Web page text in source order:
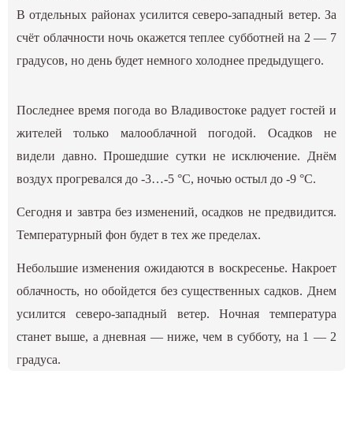
В отдельных районах усилится северо-западный ветер. За
счёт облачности ночь окажется теплее субботней на 2 — 7
градусов, но день будет немного холоднее предыдущего.
Последнее время погода во Владивостоке радует гостей и
жителей только малооблачной погодой. Осадков не
видели давно. Прошедшие сутки не исключение. Днём
воздух прогревался до -3…-5 °С, ночью остыл до -9 °С.
Сегодня и завтра без изменений, осадков не предвидится.
Температурный фон будет в тех же пределах.
Небольшие изменения ожидаются в воскресенье. Накроет
облачность, но обойдется без существенных садков. Днем
усилится северо-западный ветер. Ночная температура
станет выше, а дневная — ниже, чем в субботу, на 1 — 2
градуса.